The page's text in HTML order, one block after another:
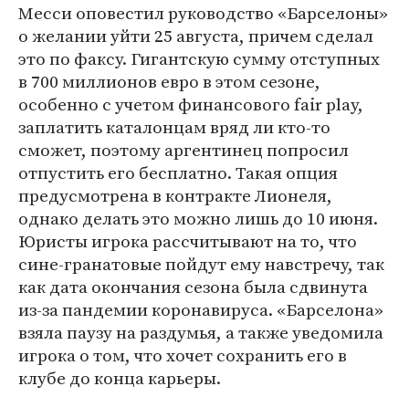
Месси оповестил руководство «Барселоны»
о желании уйти 25 августа, причем сделал
это по факсу. Гигантскую сумму отступных
в 700 миллионов евро в этом сезоне,
особенно с учетом финансового fair play,
заплатить каталонцам вряд ли кто-то
сможет, поэтому аргентинец попросил
отпустить его бесплатно. Такая опция
предусмотрена в контракте Лионеля,
однако делать это можно лишь до 10 июня.
Юристы игрока рассчитывают на то, что
сине-гранатовые пойдут ему навстречу, так
как дата окончания сезона была сдвинута
из-за пандемии коронавируса. «Барселона»
взяла паузу на раздумья, а также уведомила
игрока о том, что хочет сохранить его в
клубе до конца карьеры.